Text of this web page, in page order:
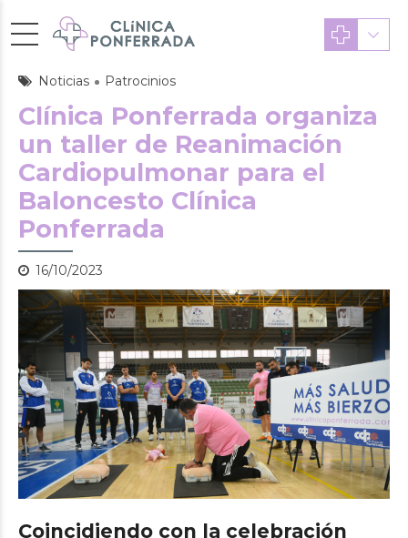
Noticias Patrocinios
Clínica Ponferrada organiza
un taller de Reanimación
Cardiopulmonar para el
Baloncesto Clínica
Ponferrada
16/10/2023
Coincidiendo con la celebración